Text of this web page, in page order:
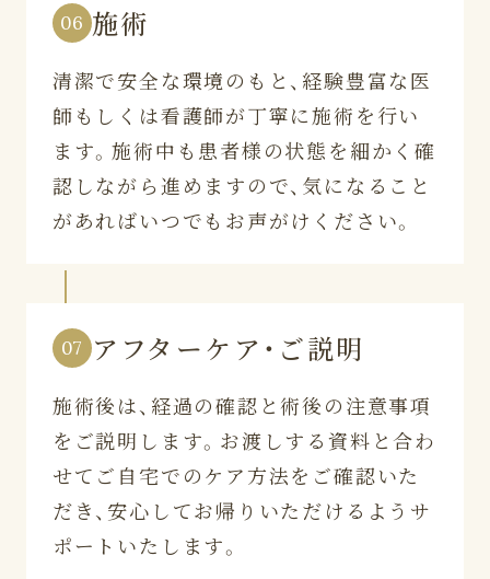
06 施術
清潔で安全な環境のもと、経験豊富な医
師もしくは看護師が丁寧に施術を行い
ます。施術中も患者様の状態を細かく確
認しながら進めますので、気になること
があればいつでもお声がけください。
07 アフターケア・ご説明
施術後は、経過の確認と術後の注意事項
をご説明します。お渡しする資料と合わ
せてご自宅でのケア方法をご確認いた
だき、安心してお帰りいただけるようサ
ポートいたします。